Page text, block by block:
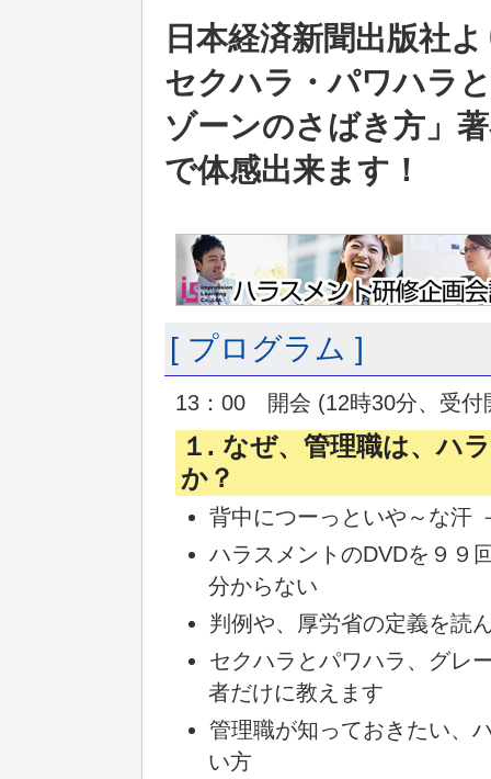
日本経済新聞出版社
セクハラ・パワハラ
ゾーンのさばき方」
で体感出来ます！
[ プログラム ]
13：00 開会 (12時30分、受付
１. なぜ、管理職は、ハ
か？
背中につーっといや～な汗
ハラスメントのDVDを９９
分からない
判例や、厚労省の定義を読
セクハラとパワハラ、グレ
者だけに教えます
管理職が知っておきたい、
い方